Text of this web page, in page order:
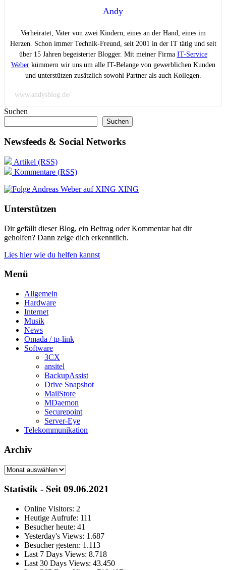
Andy
Verheiratet, Vater von zwei Kindern, eines an der Hand, eines im
Herzen. Schon immer Technik-Freund, seit 2001 in der IT tätig und seit
über 15 Jahren begeisterter Blogger. Mit meiner Firma IT-Service
Weberkümmern wir uns um alle IT-Belange von gewerblichen Kunden
und unterstützen zusätzlich sowohl Partner als auch Kollegen.
www.andysblog.de/
Suchen
Suchen
Newsfeeds & Social Networks
Artikel (RSS)
Kommentare (RSS)
XING
Unterstützen
Dir gefällt dieser Blog, ein Beitrag oder Kommentar hat dir
geholfen? Dann zeige dich erkenntlich.
Lies hier wie du helfen kannst
Menü
Allgemein
Hardware
Internet
Musik
News
Omada / tp-link
Software
3CX
ansitel
BackupAssist
Drive Snapshot
MailStore
MDaemon
Securepoint
Server-Eye
Telekommunikation
Archiv
Archiv
Statistik - Seit 09.06.2021
Online Visitors: 2
Heutige Aufrufe: 111
Besucher heute: 41
Yesterday's Views: 1.687
Besucher gestern: 1.113
Last 7 Days Views: 8.718
Last 30 Days Views: 43.450